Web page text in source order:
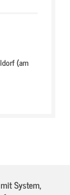
(am
System,